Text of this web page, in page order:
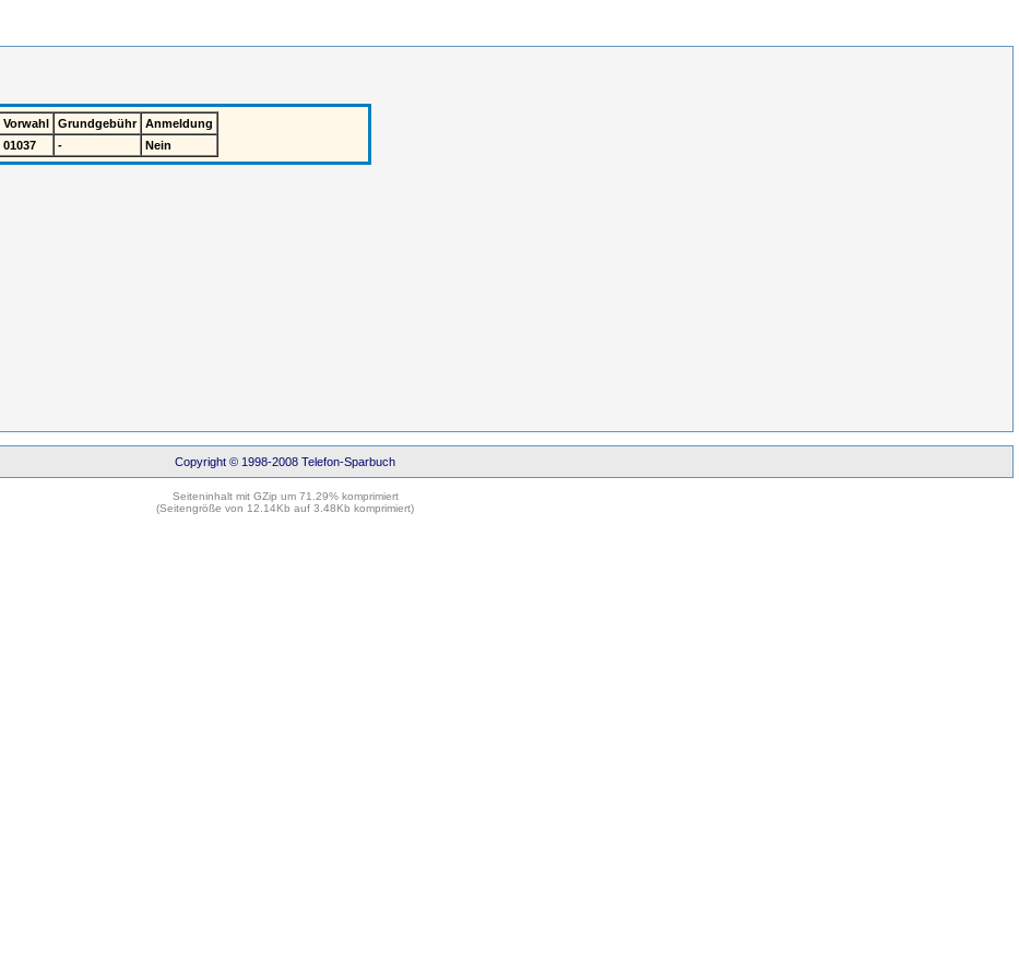
Vorwahl Grundgebühr
Anmeldung
01037 - Nein
Copyright © 1998-2008 Telefon-Sparbuch
Seiteninhalt mit GZip um 71.29% komprimiert
(Seitengröße von 12.14Kb auf 3.48Kb komprimiert)